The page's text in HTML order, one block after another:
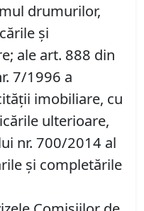
drumurilor,
şi
ale art. 888 din
7/1996 a
imobiliare, cu
ulterioare,
nr. 700/2014 al
și completările